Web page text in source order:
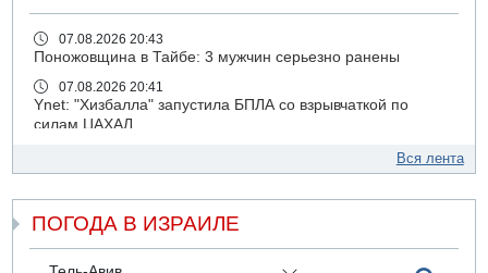
07.08.2026 20:43
Поножовщина в Тайбе: 3 мужчин серьезно ранены
07.08.2026 20:41
Ynet: "Хизбалла" запустила БПЛА со взрывчаткой по
силам ЦАХАЛ
ДТП в Ашдоде: тяжело ранены двое маленьких детей
07.08.2026 19:14
Скончался водитель, врезавшийся в стену в
Иерусалиме
Вся лента
ПОГОДА В ИЗРАИЛЕ